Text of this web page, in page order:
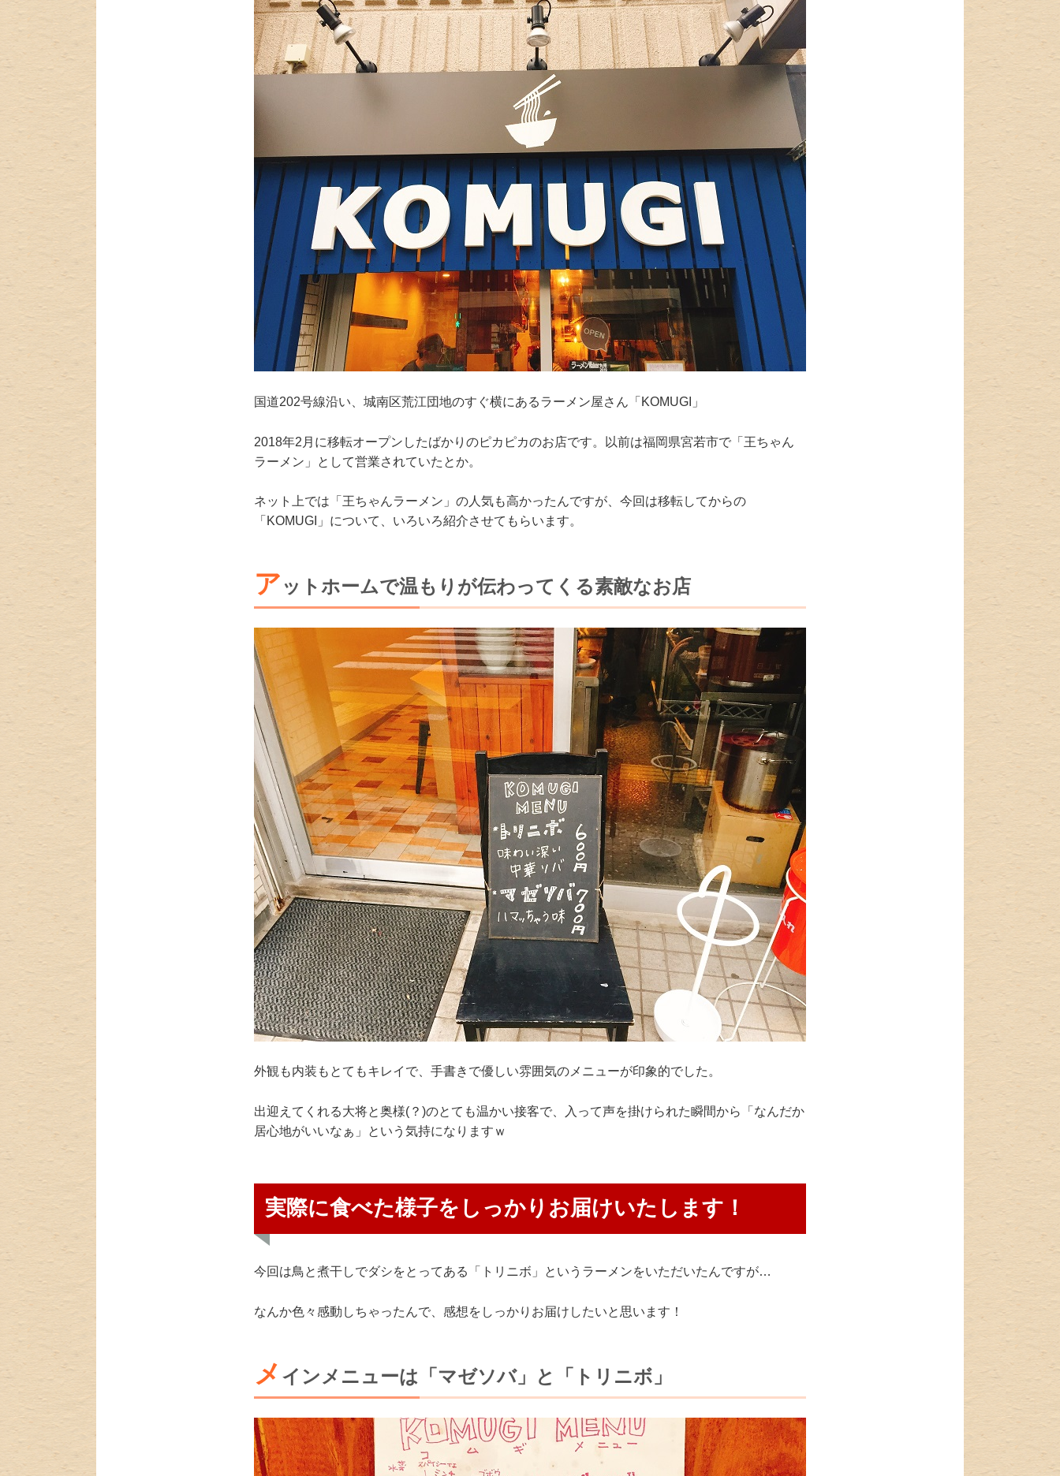
国道202号線沿い、城南区荒江団地のすぐ横にあるラーメン屋さん「KOMUGI」
2018年2月に移転オープンしたばかりのピカピカのお店です。以前は福岡県宮若市で「王ちゃん
ラーメン」として営業されていたとか。
ネット上では「王ちゃんラーメン」の人気も高かったんですが、今回は移転してからの
「KOMUGI」について、いろいろ紹介させてもらいます。
ア ットホームで温もりが伝わってくる素敵なお店
外観も内装もとてもキレイで、手書きで優しい雰囲気のメニューが印象的でした。
出迎えてくれる大将と奥様(？)のとても温かい接客で、入って声を掛けられた瞬間から「なんだか
居心地がいいなぁ」という気持になりますｗ
実際に食べた様子をしっかりお届けいたします！
今回は鳥と煮干しでダシをとってある「トリニボ」というラーメンをいただいたんですが…
なんか色々感動しちゃったんで、感想をしっかりお届けしたいと思います！
メ インメニューは「マゼソバ」と「トリニボ」